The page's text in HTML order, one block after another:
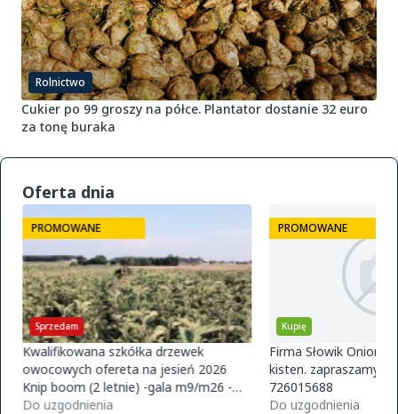
Rolnictwo
Cukier po 99 groszy na półce. Plantator dostanie 32 euro
za tonę buraka
Oferta dnia
Sprzedam
PROMOWANE
Kwalifikowana szkółka drzewek
owocowych ofereta na jesień 2026
Knip boom (2 letnie) -gala m9/m26 -
golden m9 -jeronimo m9/m26 -mutsu
Do uzgodnienia
Kupię
PROMOWANE
Firma Słowik Onions
kisten. zapraszamy
726015688
Do uzgodnienia